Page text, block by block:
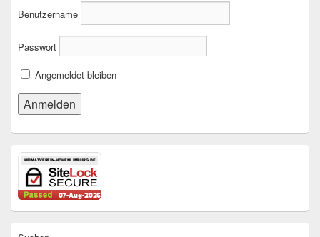
Benutzername
Passwort
Angemeldet bleiben